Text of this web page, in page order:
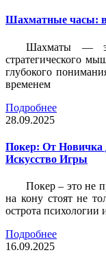
Шахматные часы:
Шахматы —
стратегического
глубокого
временем
Подробнее
28.09.2025
Покер: От Новичка
Искусство Игры
Покер – это не
на кону стоят не
острота психологии
Подробнее
16.09.2025